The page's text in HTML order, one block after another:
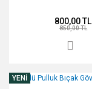
800,00 TL
850,00 TL
YENİ